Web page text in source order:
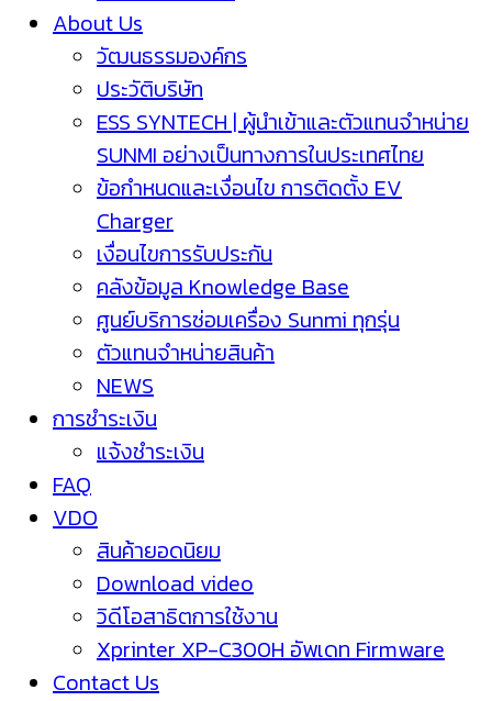
About Us
วัฒนธรรมองค์กร
ประวัติบริษัท
ESS SYNTECH | ผู้นำเข้าและตัวแทนจำหน่าย
SUNMI อย่างเป็นทางการในประเทศไทย
ข้อกำหนดและเงื่อนไข การติดตั้ง EV
Charger
เงื่อนไขการรับประกัน
คลังข้อมูล Knowledge Base
ศูนย์บริการซ่อมเครื่อง Sunmi ทุกรุ่น
ตัวแทนจำหน่ายสินค้า
NEWS
การชำระเงิน
แจ้งชำระเงิน
FAQ
VDO
สินค้ายอดนิยม
Download video
วิดีโอสาธิตการใช้งาน
Xprinter XP-C300H อัพเดท Firmware
Contact Us